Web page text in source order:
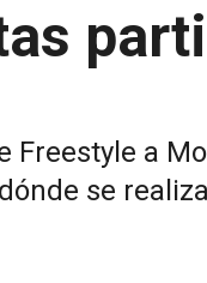
Freestyle a
se